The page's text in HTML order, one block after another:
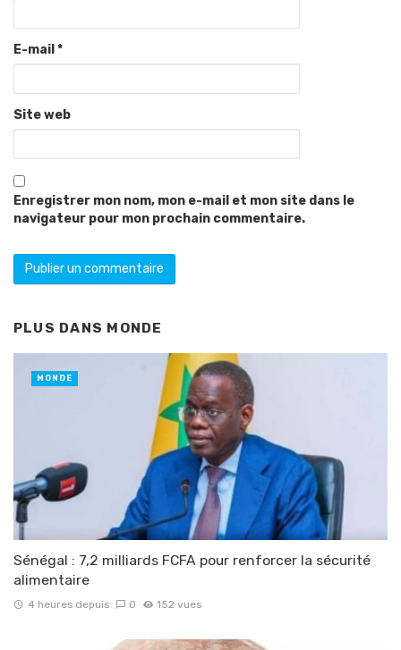
E-mail *
Site web
Enregistrer mon nom, mon e-mail et mon site dans le
navigateur pour mon prochain commentaire.
PLUS DANS MONDE
Sénégal : 7,2 milliards FCFA pour renforcer la sécurité
alimentaire
4 heures depuis 0 152 vues
MONDE